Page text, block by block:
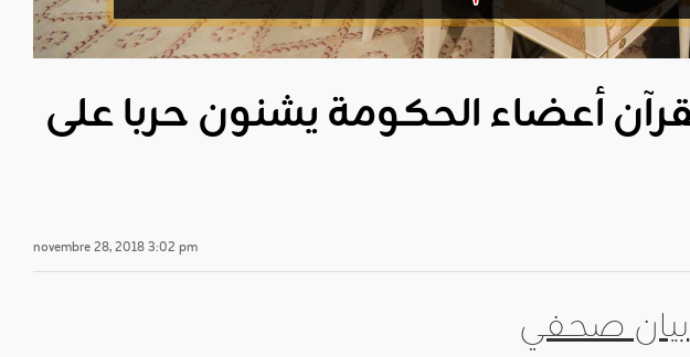
أعضاء الحكومة يشنون حربا على
novembre 28, 2018 3:02 pm
بيان صحفي